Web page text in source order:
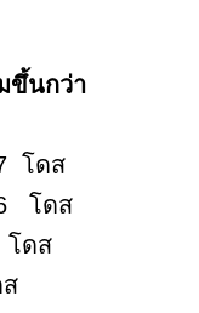
ขึ้นกว่า
โดส
โดส
โดส